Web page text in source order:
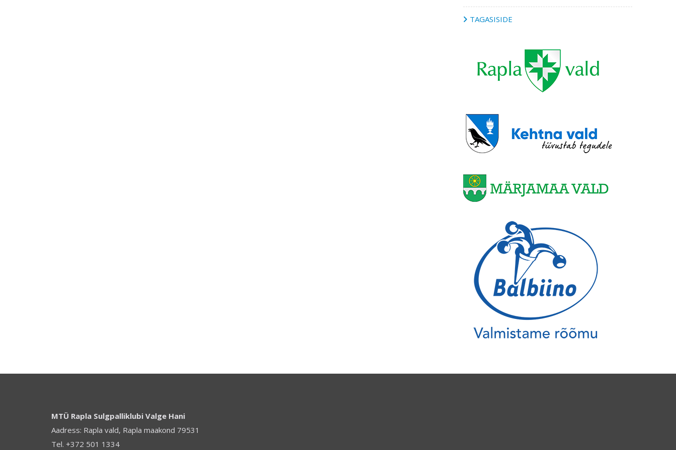
TAGASISIDE
MTÜ Rapla Sulgpalliklubi Valge Hani
Aadress: Rapla vald, Rapla maakond 79531
Tel. +372 501 1334